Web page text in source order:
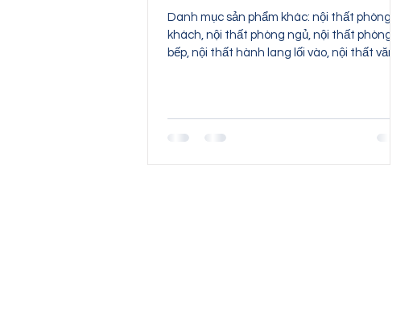
Danh mục sản phẩm khác: nội thất phòng
khách, nội thất phòng ngủ, nội thất phòng
bếp, nội thất hành lang lối vào, nội thất văn